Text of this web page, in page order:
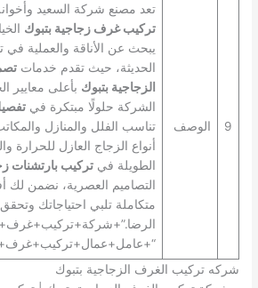
9 الوصف
تعد مصنع شركة السعيد
تركيب غرف زجاجية بتبوك
يبحث عن الأناقة والعملية
الحديثة، حيث تقدم خدمات
الزجاجية بتبوك بأعلى معايير
الشركة حلولًا مبتكرة في
تناسب الفلل والمنازل
أنواع الزجاج العازل للحرارة
الطويلة في تركيب بارتشنات
التصاميم العصرية، نضمن
متكاملة تلبي احتياجاتك
شركه تركيب الغرف الزجاجية بتبوك